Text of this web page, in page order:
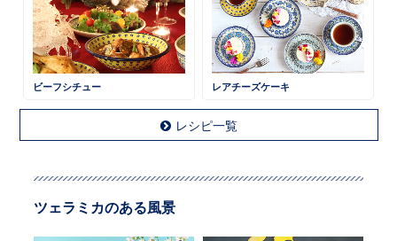
ビーフシチュー レアチーズケーキ
レシピ一覧
ツェラミカのある風景